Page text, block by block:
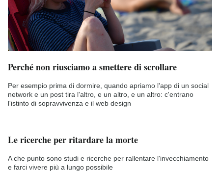
Perché non riusciamo a smettere di scrollare
Per esempio prima di dormire, quando apriamo l'app di un social
network e un post tira l'altro, e un altro, e un altro: c'entrano
l'istinto di sopravvivenza e il web design
Le ricerche per ritardare la morte
A che punto sono studi e ricerche per rallentare l'invecchiamento
e farci vivere più a lungo possibile